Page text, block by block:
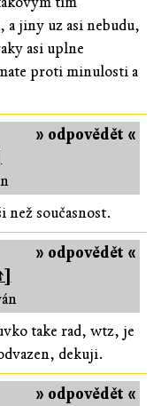
jiny uz asi nebudu,
asi uplne
proti minulosti a
» odpovědět «
než současnost.
» odpovědět «
take rad, wtz, je
dekuji.
» odpovědět «